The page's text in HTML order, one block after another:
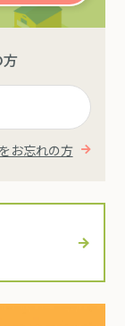
お忘れの方